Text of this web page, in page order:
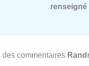
renseigné
des commentaires